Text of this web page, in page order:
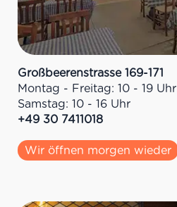
Großbeerenstrasse 169-171
Montag - Freitag: 10 - 19 Uhr
Samstag: 10 - 16 Uhr
+49 30 7411018
Wir öffnen morgen wieder